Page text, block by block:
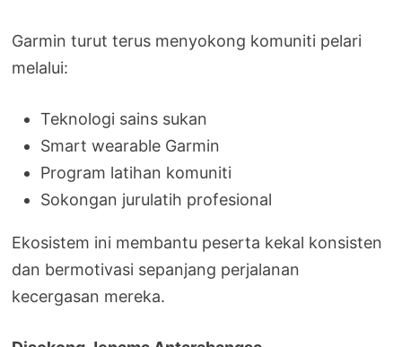
Garmin turut terus menyokong komuniti pelari
melalui:
Teknologi sains sukan
Smart wearable Garmin
Program latihan komuniti
Sokongan jurulatih profesional
Ekosistem ini membantu peserta kekal konsisten
dan bermotivasi sepanjang perjalanan
kecergasan mereka.